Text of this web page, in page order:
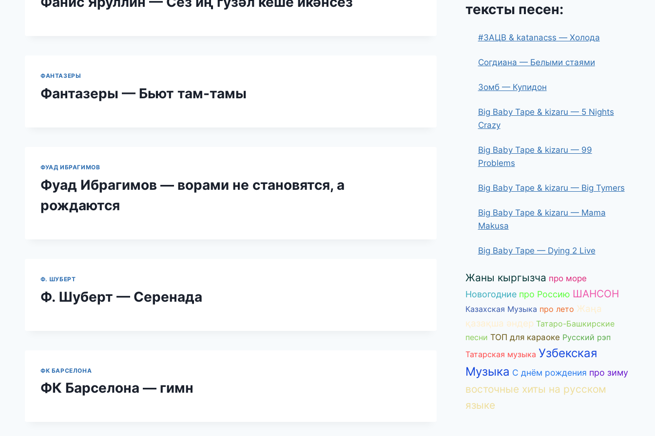
ФАНТАЗЕРЫ
Фантазеры — Бьют там-тамы
ФУАД ИБРАГИМОВ
Фуад Ибрагимов — ворами не становятся, а
рождаются
Ф. ШУБЕРТ
Ф. Шуберт — Серенада
ФК БАРСЕЛОНА
ФК Барселона — гимн
тексты песен:
#ЗАЦВ & katanacss — Холода
Согдиана — Белыми стаями
Зомб — Купидон
Big Baby Tape & kizaru — 5 Nights
Crazy
Big Baby Tape & kizaru — 99
Problems
Big Baby Tape & kizaru — Big Tymers
Big Baby Tape & kizaru — Mama
Makusa
Big Baby Tape — Dying 2 Live
Жаны кыргызча про море
Новогодние про Россию ШАНСОН
Казахская Музыка про лето Жаңа
қазақша әндер Татаро-Башкирские
песни ТОП для караоке Русский рэп
Татарская музыка Узбекская
Музыка С днём рождения про зиму
восточные хиты на русском
языке